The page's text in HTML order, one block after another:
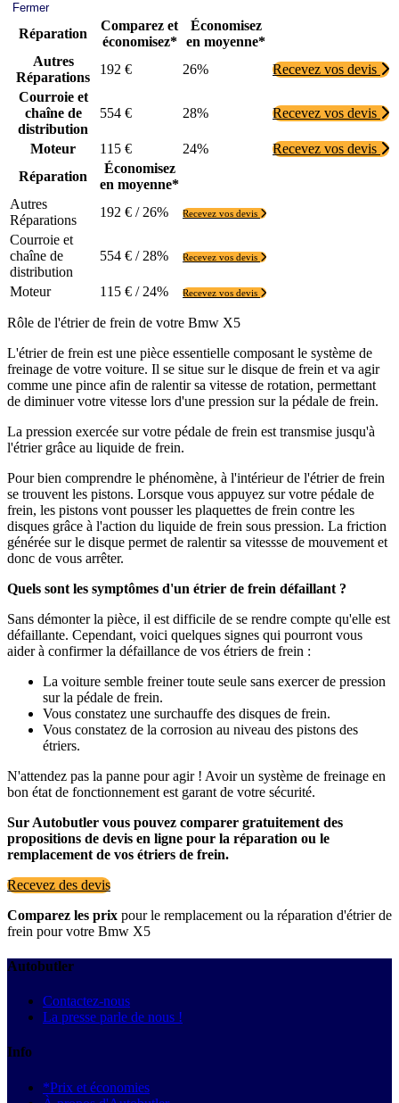
Fermer
Réparation
Comparez et
économisez*
Économisez
en moyenne*
Autres
Réparations
192 € 26%
Recevez vos devis
Courroie et
chaîne de
distribution
554 € 28% Recevez vos devis
Moteur 115 € 24%
Recevez vos devis
Réparation
Économisez
en moyenne*
Autres
Réparations
192 € / 26% Recevez vos devis
Courroie et
chaîne de
distribution
554 € / 28% Recevez vos devis
Moteur 115 € / 24% Recevez vos devis
Rôle de l'étrier de frein de votre Bmw X5
L'étrier de frein est une pièce essentielle composant le système de
freinage de votre voiture. Il se situe sur le disque de frein et va agir
comme une pince afin de ralentir sa vitesse de rotation, permettant
de diminuer votre vitesse lors d'une pression sur la pédale de frein.
La pression exercée sur votre pédale de frein est transmise jusqu'à
l'étrier grâce au liquide de frein.
Pour bien comprendre le phénomène, à l'intérieur de l'étrier de frein
se trouvent les pistons. Lorsque vous appuyez sur votre pédale de
frein, les pistons vont pousser les plaquettes de frein contre les
disques grâce à l'action du liquide de frein sous pression. La friction
générée sur le disque permet de ralentir sa vitessse de mouvement et
donc de vous arrêter.
Quels sont les symptômes d'un étrier de frein défaillant ?
Sans démonter la pièce, il est difficile de se rendre compte qu'elle est
défaillante. Cependant, voici quelques signes qui pourront vous
aider à confirmer la défaillance de vos étriers de frein :
La voiture semble freiner toute seule sans exercer de pression
sur la pédale de frein.
Vous constatez une surchauffe des disques de frein.
Vous constatez de la corrosion au niveau des pistons des
étriers.
N'attendez pas la panne pour agir ! Avoir un système de freinage en
bon état de fonctionnement est garant de votre sécurité.
Sur Autobutler vous pouvez comparer gratuitement des
propositions de devis en ligne pour la réparation ou le
remplacement de vos étriers de frein.
Recevez des devis
Comparez les prix pour le remplacement ou la réparation d'étrier de
frein pour votre Bmw X5
Autobutler
Contactez-nous
La presse parle de nous !
Info
*Prix et économies